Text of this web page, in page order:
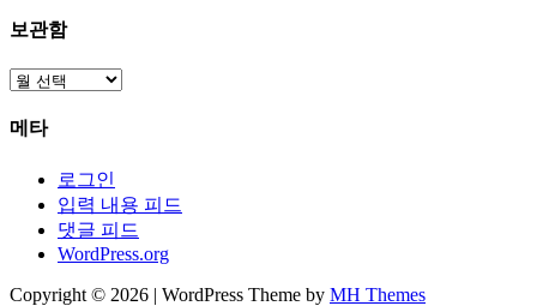
보관함
보
함
메타
로그인
입력 내용 피드
댓글 피드
WordPress.org
Copyright © 2026 | WordPress Theme by MH Themes